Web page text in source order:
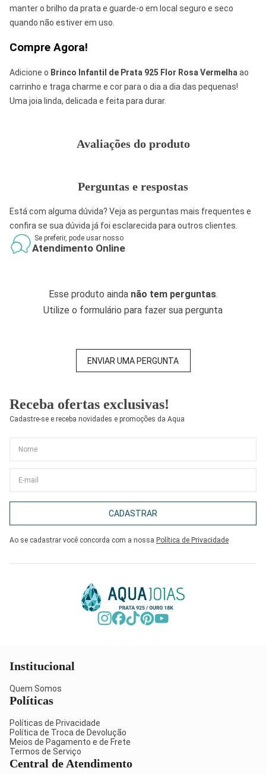
manter o brilho da prata e guarde-o em local seguro e seco
quando não estiver em uso.
Compre Agora!
Adicione o Brinco Infantil de Prata 925 Flor Rosa Vermelha ao
carrinho e traga charme e cor para o dia a dia das pequenas!
Uma joia linda, delicada e feita para durar.
Avaliações do produto
Perguntas e respostas
Está com alguma dúvida? Veja as perguntas mais frequentes e
confira se sua dúvida já foi esclarecida para outros clientes.
Se preferir, pode usar nosso
Atendimento Online
Esse produto ainda não tem perguntas.
Utilize o formulário para fazer sua pergunta
ENVIAR UMA PERGUNTA
Receba ofertas exclusivas!
Cadastre-se e receba novidades e promoções da Aqua
CADASTRAR
Ao se cadastrar você concorda com a nossa Política de Privacidade
Institucional
Quem Somos
Políticas
Políticas de Privacidade
Política de Troca de Devolução
Meios de Pagamento e de Frete
Termos de Serviço
Central de Atendimento